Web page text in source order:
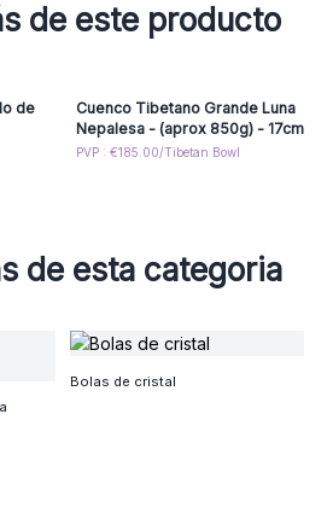
de este producto
de
Cuenco Tibetano Grande Luna
Nepalesa - (aprox 850g) - 17cm
PVP : €185.00/Tibetan Bowl
de esta categoria
Bolas de cristal